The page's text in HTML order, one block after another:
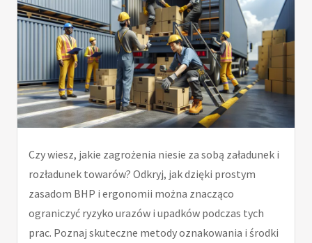
Czy wiesz, jakie zagrożenia niesie za sobą załadunek i
rozładunek towarów? Odkryj, jak dzięki prostym
zasadom BHP i ergonomii można znacząco
ograniczyć ryzyko urazów i upadków podczas tych
prac. Poznaj skuteczne metody oznakowania i środki